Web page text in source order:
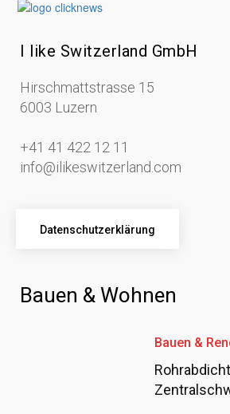
I like Switzerland GmbH
Hirschmattstrasse 15
6003 Luzern
+41 41 422 12 11
info@ilikeswitzerland.com
Datenschutzerklärung
Bauen & Wohnen
Bauen &